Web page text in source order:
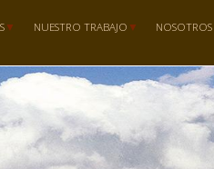
NUESTRO TRABAJO NOSOTROS